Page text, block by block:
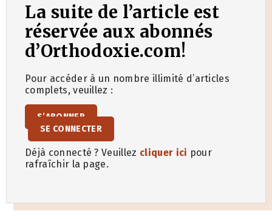
La suite de l’article est
réservée aux abonnés
d’Orthodoxie.com!
Pour accéder à un nombre illimité d’articles
complets, veuillez :
S’ABONNER
SE CONNECTER
Déjà connecté ? Veuillez cliquer ici pour
rafraîchir la page.